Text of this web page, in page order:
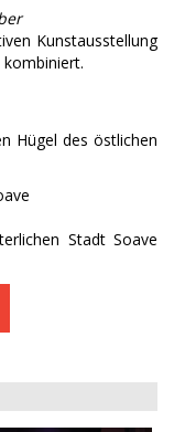
Kunstausstellung
Hügel des östlichen
Stadt Soave